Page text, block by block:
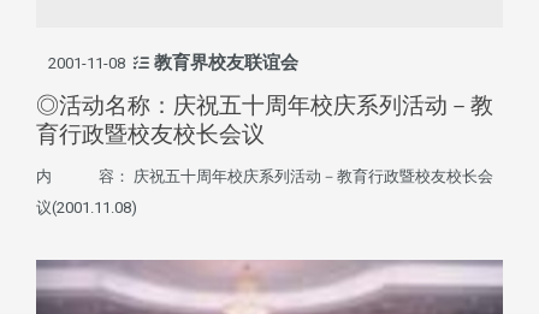
2001-11-08 教育界校友联谊会
◎活动名称：庆祝五十周年校庆系列活动－教
育行政暨校友校长会议
内 容： 庆祝五十周年校庆系列活动－教育行政暨校友校长会
议(2001.11.08)